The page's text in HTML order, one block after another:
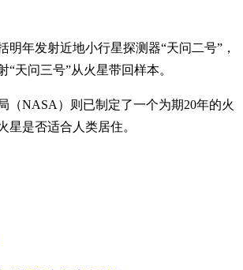
明年发射近地小行星探测器“天问二号”，
“天问三号”从火星带回样本。
（NASA）则已制定了一个为期20年的火
星是否适合人类居住。